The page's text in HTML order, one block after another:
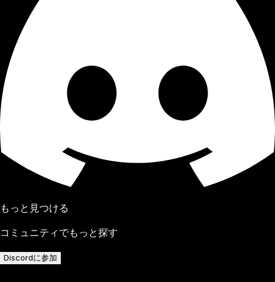
もっと見つける
コミュニティでもっと探す
Discordに参加